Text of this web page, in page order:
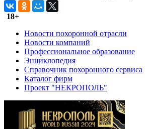
18+
Новости похоронной отрасли
Новости компаний
Профессиональное образование
Энциклопедия
Справочник похоронного сервиса
Каталог фирм
Проект "НЕКРОПОЛЬ"